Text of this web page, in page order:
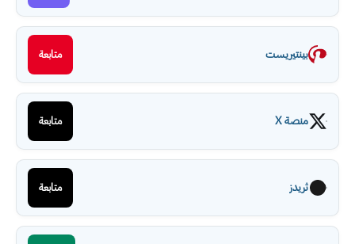
بينتيريست متابعة
منصة X متابعة
ثريدز متابعة